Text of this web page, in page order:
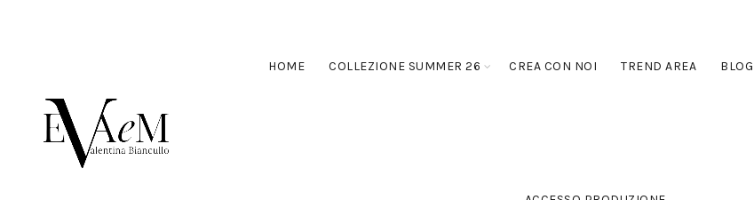
HOME COLLEZIONE SUMMER 26 CREA CON NOI TREND AREA BLOG